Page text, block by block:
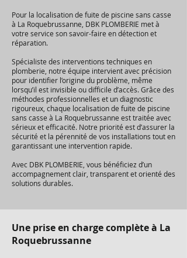
Pour la localisation de fuite de piscine sans casse
à La Roquebrussanne, DBK PLOMBERIE met à
votre service son savoir-faire en détection et
réparation.
Spécialiste des interventions techniques en
plomberie, notre équipe intervient avec précision
pour identifier l’origine du problème, même
lorsqu’il est invisible ou difficile d’accès. Grâce des
méthodes professionnelles et un diagnostic
rigoureux, chaque localisation de fuite de piscine
sans casse à La Roquebrussanne est traitée avec
sérieux et efficacité. Notre priorité est d’assurer la
sécurité et la pérennité de vos installations tout en
garantissant une intervention rapide.
Avec DBK PLOMBERIE, vous bénéficiez d’un
accompagnement clair, transparent et orienté des
solutions durables.
Une prise en charge complète à La
Roquebrussanne